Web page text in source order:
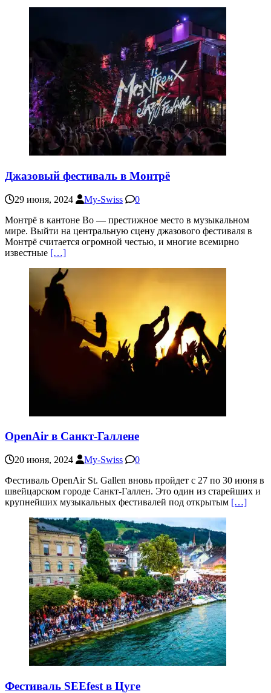
Джазовый фестиваль в Монтрё
29 июня, 2024 My-Swiss
0
Монтрё в кантоне Во — престижное место в музыкальном
мире. Выйти на центральную сцену джазового фестиваля в
Монтрё считается огромной честью, и многие всемирно
известные […]
OpenAir в Санкт-Галлене
20 июня, 2024 My-Swiss
0
Фестиваль OpenAir St. Gallen вновь пройдет с 27 по 30 июня в
швейцарском городе Санкт-Галлен. Это один из старейших и
крупнейших музыкальных фестивалей под открытым […]
Фестиваль SEEfest в Цуге